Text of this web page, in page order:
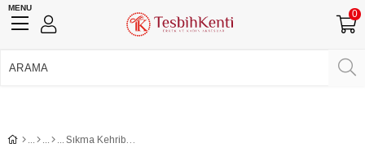
MENU
0
Sıkma Kehribar Benzetmesi Toz Kehribar Tesbih